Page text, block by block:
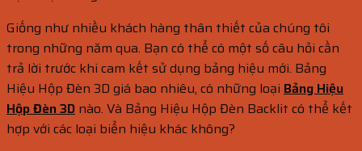
Giống như nhiều khách hàng thân thiết của chúng tôi
trong những năm qua. Bạn có thể có một số câu hỏi cần
trả lời trước khi cam kết sử dụng bảng hiệu mới. Bảng
Hiệu Hộp Đèn 3D giá bao nhiêu, có những loại Bảng Hiệu
Hộp Đèn 3D nào. Và Bảng Hiệu Hộp Đèn Backlit có thể kết
hợp với các loại biển hiệu khác không?